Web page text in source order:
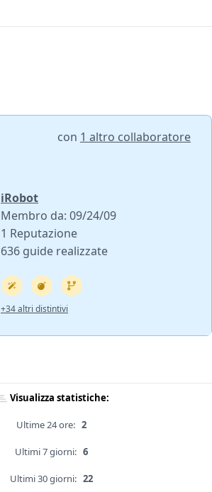
con 1 altro collaboratore
iRobot
Membro da: 09/24/09
1 Reputazione
636 guide realizzate
+34 altri distintivi
Visualizza statistiche:
Ultime 24 ore: 2
Ultimi 7 giorni: 6
Ultimi 30 giorni: 22